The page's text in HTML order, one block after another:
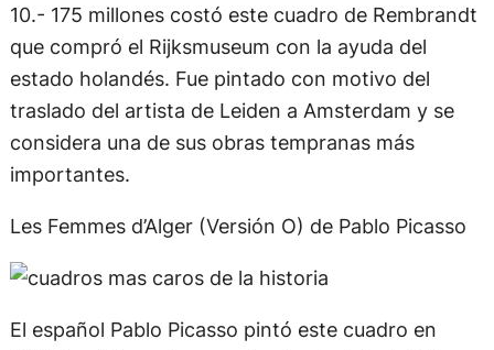
10.- 175 millones costó este cuadro de Rembrandt
que compró el Rijksmuseum con la ayuda del
estado holandés. Fue pintado con motivo del
traslado del artista de Leiden a Amsterdam y se
considera una de sus obras tempranas más
importantes.
Les Femmes d’Alger (Versión O) de Pablo Picasso
El español Pablo Picasso pintó este cuadro en